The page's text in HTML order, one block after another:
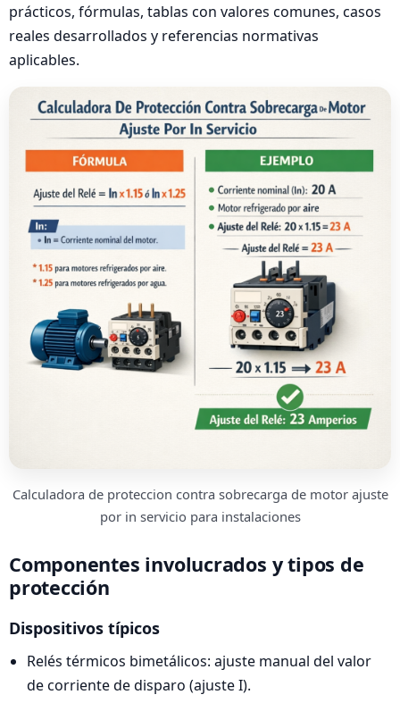
prácticos, fórmulas, tablas con valores comunes, casos
reales desarrollados y referencias normativas
aplicables.
Calculadora de proteccion contra sobrecarga de motor ajuste
por in servicio para instalaciones
Componentes involucrados y tipos de
protección
Dispositivos típicos
Relés térmicos bimetálicos: ajuste manual del valor
de corriente de disparo (ajuste I).